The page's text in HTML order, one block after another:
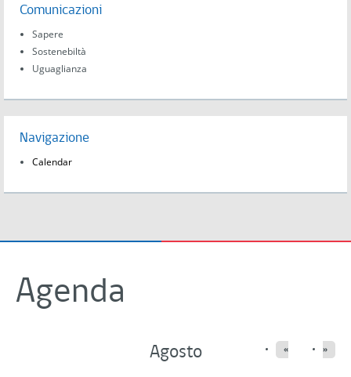
Comunicazioni
Sapere
Sostenebiltà
Uguaglianza
Navigazione
Calendar
Agenda
Agosto « »